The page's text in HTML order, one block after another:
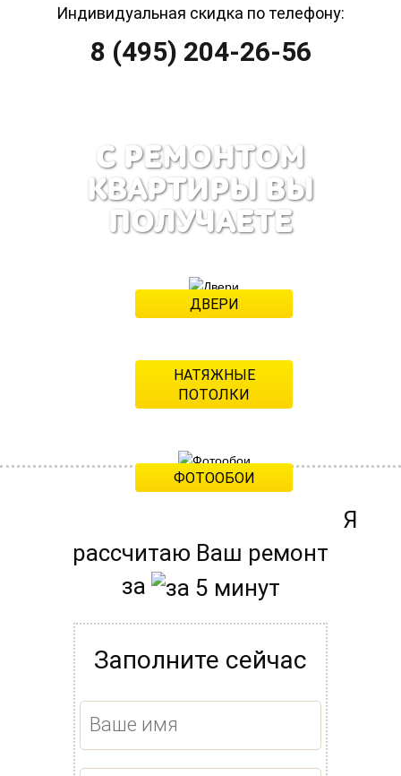
Индивидуальная скидка по телефону:
8 (495) 204-26-56
С РЕМОНТОМ
КВАРТИРЫ ВЫ
ПОЛУЧАЕТЕ
ДВЕРИ
НАТЯЖНЫЕ
ПОТОЛКИ
ФОТООБОИ
Я
рассчитаю Ваш ремонт
за
Заполните сейчас